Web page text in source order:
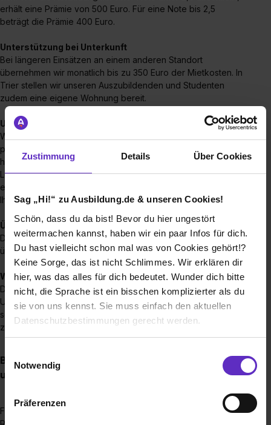
Zustimmung Details Über Cookies
Sag „Hi!“ zu Ausbildung.de & unseren Cookies!
Schön, dass du da bist! Bevor du hier ungestört
weitermachen kannst, haben wir ein paar Infos für dich.
Du hast vielleicht schon mal was von Cookies gehört!?
Keine Sorge, das ist nicht Schlimmes. Wir erklären dir
hier, was das alles für dich bedeutet. Wunder dich bitte
nicht, die Sprache ist ein bisschen komplizierter als du
sie von uns kennst. Sie muss einfach den aktuellen
Datenschutzbestimmungen gerecht werden.
Benutzung der Webseite getroffenen Einstellungen zu
Notwendig
Präferenzen
erhält eine Prämie von 500 Euro. Für eine Note bis 2,5
beträgt die Prämie 400 Euro.
Unterstützung bei Unterkunft
Bei längeren Einsätzen an einem anderen Standort
übernehmen wir monatlich bis zu 350 Euro der Mietkosten. In
Trier stellen wir unseren Auszubildenden und Studenten
zudem eine eigene Wohnung bereit.
Unterstützung bei der Prüfungsvorbereitung
Wir organisieren für Sie einen IHK-Kurs, in dem alle
prüfungsrelevanten Themen behandelt werden. Zusätzlich
haben Sie die Möglichkeit, über uns ergänzende
Lernmaterialien wie Prüfungsbücher oder Lernkarten zu
erhalten. In der intensiven Vorbereitungsphase stellen wir
Ihnen außerdem fünf Sonderurlaubstage zur Verfügung.
Übernahme der Lehrmaterialkosten
Die Kosten für Ihre Schulbücher werden von uns
übernommen.
Weitere Zuschüsse
Darüber hinaus bieten wir zusätzliche finanzielle
Unterstützungen, z. B. Übernahme von Fahrtkosten oder
sogar ein Deutschlandticket, um Ihnen den Ausbildungsalltag
zu erleichtern.
Brauche ich einen bestimmten Schulabschluss,
um eine Ausbildung bei Ihnen zu machen?
Für eine Ausbildung bei der Kassenärztlichen Vereinigung